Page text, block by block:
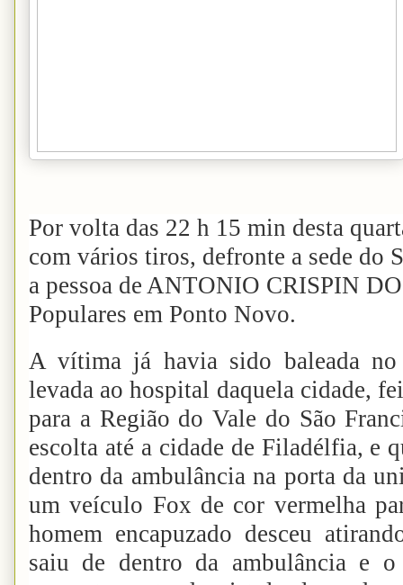
Por volta das 22 h 15 min desta
com vários tiros, defronte a sede do
a pessoa de ANTONIO CRISPIN
Populares em Ponto Novo.
A vítima já havia sido baleada
levada ao hospital daquela cidade,
para a Região do Vale do São
escolta até a cidade de Filadélfia, e
dentro da ambulância na porta da
um veículo Fox de cor vermelha
homem encapuzado desceu
saiu de dentro da ambulância e